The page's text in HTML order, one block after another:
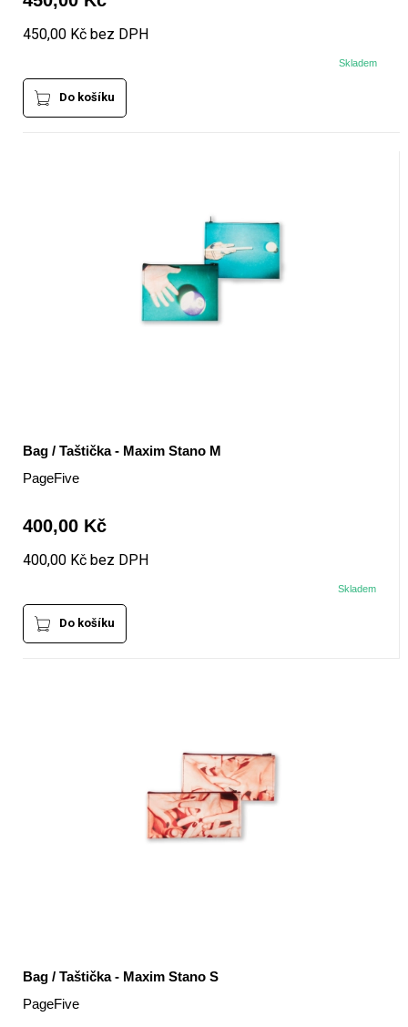
450,00 Kč bez DPH
Skladem
Do košíku
Bag / Taštička - Maxim Stano M
PageFive
400,00 Kč
400,00 Kč bez DPH
Skladem
Do košíku
Bag / Taštička - Maxim Stano S
PageFive